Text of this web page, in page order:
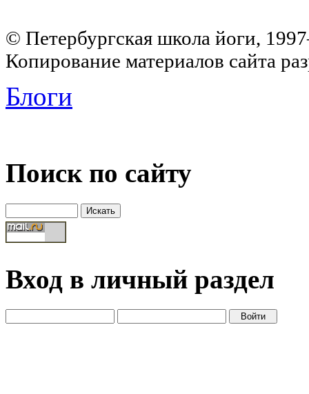
© Петербургская школа йоги,
Копирование материалов сайта
Блоги
Поиск по сайту
Вход в личный раздел